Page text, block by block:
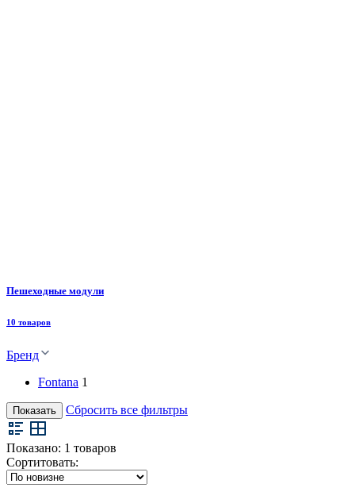
Пешеходные модули
10 товаров
Бренд
Fontana 1
Показать Сбросить все фильтры
Показано: 1 товаров
Сортитовать: